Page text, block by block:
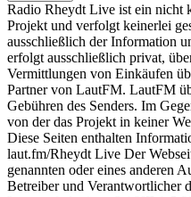
Radio Rheydt Live ist ein nicht
Projekt und verfolgt keinerlei
ausschließlich der Information
erfolgt ausschließlich privat,
Vermittlungen von Einkäufen
Partner von LautFM. LautFM
Gebühren des Senders. Im
von der das Projekt in keiner
Diese Seiten enthalten
laut.fm/Rheydt Live Der
genannten oder eines anderen
Betreiber und Verantwortlicher